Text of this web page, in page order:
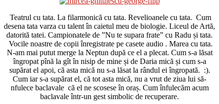
Teatrul cu tata. La filarmonică cu tata. Revelioanele cu tata. Cum
desena tata varza cu talent în caietul meu de biologie. Liceul de Artă,
datorită tatei. Campionatele de ”Nu te supara frate” cu Radu și tata.
Vocile noastre de copii înregistrate pe casete audio . Marea cu tata.
N-am mai putut merge la Neptun după ce el a plecat. Cum s-a lăsat
îngropat pînă la gît în nisip de mine și de Daria mică și cum s-a
supărat el apoi, că asta mică nu s-a lăsat la rândul ei îngropată. :).
Cum iar s-a supărat el, că tot asta mică, nu a vrut de ziua lui să-
nfulece baclavale că el ne scosese în oraș. Cum înfulecăm acum
baclavale într-un gest simbolic de recuperare.